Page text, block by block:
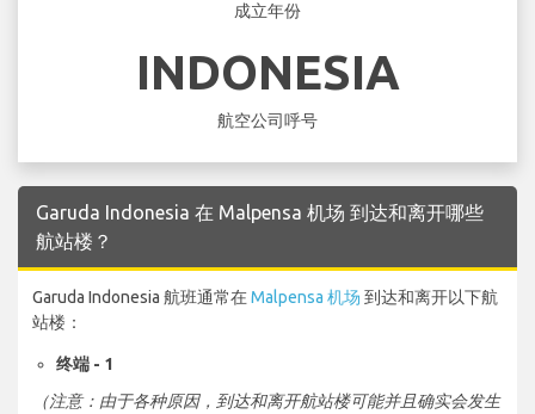
成立年份
INDONESIA
航空公司呼号
Garuda Indonesia 在 Malpensa 机场 到达和离开哪些
航站楼？
Garuda Indonesia 航班通常在Malpensa 机场 到达和离开以下航
站楼：
终端 - 1
（注意：由于各种原因，到达和离开航站楼可能并且确实会发生